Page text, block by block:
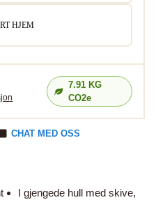
HJEM
7.91KG
CO2e
CHAT MED OSS
I gjengede hull med skive,